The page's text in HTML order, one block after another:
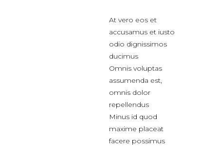
At vero eos et
accusamus et iusto
odio dignissimos
ducimus
Omnis voluptas
assumenda est,
omnis dolor
repellendus
Minus id quod
maxime placeat
facere possimus